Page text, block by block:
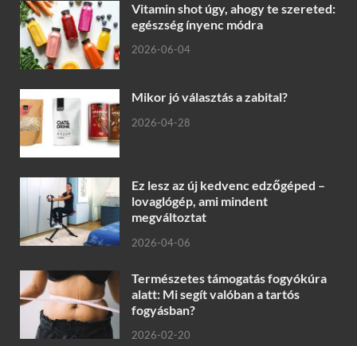
Vitamin shot úgy, ahogy te szereted:
egészség ínyenc módra
2026-06-04
Mikor jó választás a zabital?
2026-04-28
Ez lesz az új kedvenc edzőgéped –
lovaglógép, ami mindent
megváltoztat
2026-04-06
Természetes támogatás fogyókúra
alatt: Mi segít valóban a tartós
fogyásban?
2026-02-20